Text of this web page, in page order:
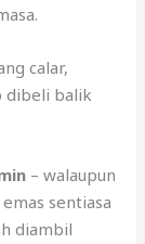
calar,
dibeli balik
– walaupun
sentiasa
diambil